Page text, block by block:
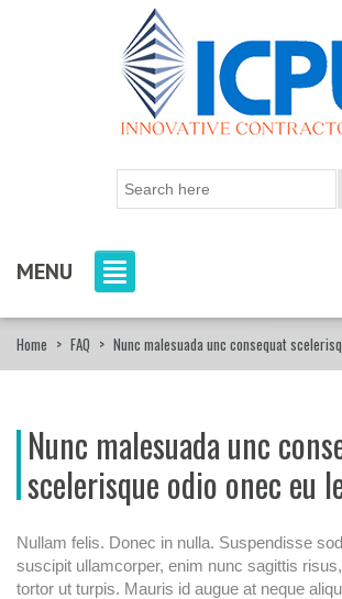
MENU
Home > FAQ > Nunc malesuada unc consequat
Nunc malesuada unc
scelerisque odio onec eu
Nullam felis. Donec in nulla. Suspendisse
suscipit ullamcorper, enim nunc sagittis
tortor ut turpis. Mauris id augue at neque